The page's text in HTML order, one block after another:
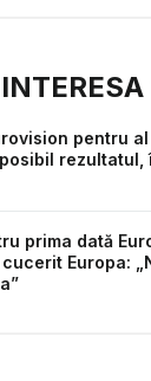
pentru
rezultatul,
prima dată
Europa: